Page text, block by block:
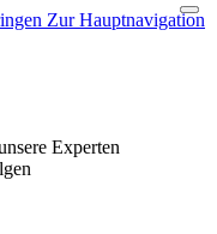
Zur Hauptnavigation
Experten